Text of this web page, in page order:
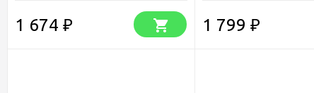
1 674 ₽ 1 799 ₽